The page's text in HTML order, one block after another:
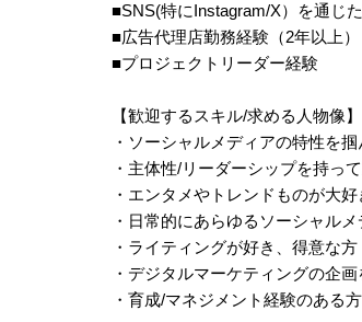
■SNS(特にInstagram/X）を通じ
■広告代理店勤務経験（2年以上）
■プロジェクトリーダー経験
【歓迎するスキル/求める人物像】
・ソーシャルメディアの特性を
・主体性/リーダーシップを持っ
・エンタメやトレンドものが大
・日常的にあらゆるソーシャル
・ライティングが好き、得意な方
・デジタルマーケティングの企
・育成/マネジメント経験のある方